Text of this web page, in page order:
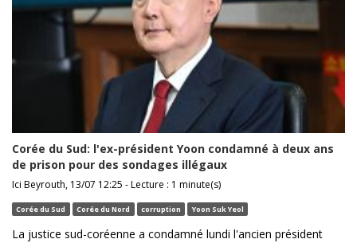
Corée du Sud: l'ex-président Yoon condamné à deux ans
de prison pour des sondages illégaux
Ici Beyrouth, 13/07 12:25 - Lecture : 1 minute(s)
Corée du Sud Corée du Nord corruption Yoon Suk Yeol
La justice sud-coréenne a condamné lundi l'ancien président